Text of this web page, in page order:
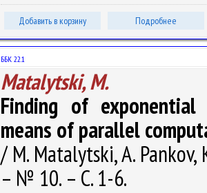
Добавить в корзину Подробнее
ББК 22.1
Matalytski, M.
Finding of exponential
means of parallel
/ M. Matalytski, A.
– № 10. – С. 1-6.